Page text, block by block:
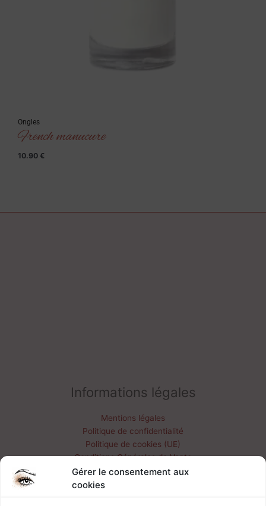
Gérer le consentement aux
cookies
Ongles
French manucure
10.90 €
Informations légales
Mentions légales
Politique de confidentialité
Politique de cookies (UE)
Conditions Générales de Vente
Livraisons & retours